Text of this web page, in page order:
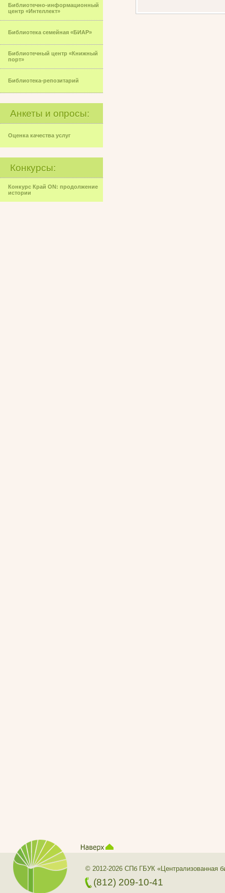
Библиотечно-информационный
центр «Интеллект»
Библиотека семейная «БИАР»
Библиотечный центр «Книжный
порт»
Библиотека-репозитарий
Анкеты и опросы:
Оценка качества услуг
Конкурсы:
Конкурс Край ON: продолжение
истории
© 2012-2026 СПб ГБУК «Централизованная
(812) 209-10-41